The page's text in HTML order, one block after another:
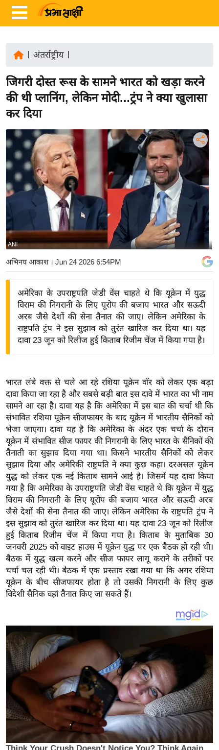
ज़ा
ख
र
रा
ष्ट्री
य
अं
त
ष्ट्री
य
बि
ज़
ने
द्यो
वि
शे
ष
ज्ञ
रा
य
ब
ज
ट
खे
ल
क्रि
के
ट
I
P
L
2
6
क्रा
इ
म
ई
-
पे
प
अंतर्राष्ट्रीय|
जिगरी दोस्त रूस के सामने भारत को खड़ा करने
की थी प्लानिंग, लेकिन मोदी...ट्रंप ने क्या खुलासा
कर दिया
ANI
अभिनय आकाश। Jun 24 2026 6:54PM
अमेरिका के उपराष्ट्रपति जेडी वेंस चाहते थे कि यूक्रेन में युद्ध
विराम की निगरानी के लिए यूरोप की बजाय भारत और सऊदी
अरब जैसे देशों की सेना तैनात की जाए। लेकिन अमेरिका के
राष्ट्रपति ट्रंप ने इस सुझाव को तुरंत खारिज कर दिया था। यह
दावा 23 जून को रिलीज हुई किताब रिजीम चेंज में किया गया है।
भारत लंबे वक्त से चले आ रहे रशिया यूक्रेन वॉर को लेकर एक बड़ा
दावा किया जा रहा है और सबसे बड़ी बात इस दावे में भारत का भी नाम
सामने आ रहा है। दावा यह है कि अमेरिका में इस बात की चर्चा थी कि
संभावित रशिया यूक्रेन सीजफायर के बाद यूक्रेन में भारतीय सैनिकों को
भेजा जाएगा। दावा यह है कि अमेरिका के अंदर एक चर्चा के दौरान
यूक्रेन में संभावित सीज फायर की निगरानी के लिए भारत के सैनिकों की
तैनाती का सुझाव दिया गया था। किसने भारतीय सैनिकों को लेकर
सुझाव दिया और अमेरिकी राष्ट्रपति ने क्या कुछ कहा। दरअसल यूक्रेन
युद्ध को लेकर एक नई किताब सामने आई है। जिसमें यह दावा किया
गया है कि अमेरिका के उपराष्ट्रपति जेडी वेंस चाहते थे कि यूक्रेन में युद्ध
विराम की निगरानी के लिए यूरोप की बजाय भारत और सऊदी अरब
जैसे देशों की सेना तैनात की जाए। लेकिन अमेरिका के राष्ट्रपति ट्रंप ने
इस सुझाव को तुरंत खारिज कर दिया था। यह दावा 23 जून को रिलीज
हुई किताब रिजीम चेंज में किया गया है। किताब के मुताबिक 30
जनवरी 2025 को वाइट हाउस में यूक्रेन युद्ध पर एक बैठक हो रही थी।
बैठक में युद्ध खत्म करने और सीज फायर लागू कराने के तरीकों पर
चर्चा चल रही थी। बैठक में एक प्रस्ताव रखा गया था कि अगर रशिया
यूक्रेन के बीच सीजफायर होता है तो उसकी निगरानी के लिए कुछ
विदेशी सैनिक वहां तैनात किए जा सकते हैं।